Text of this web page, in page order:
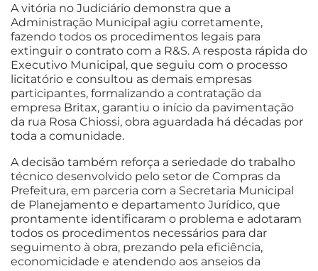
A vitória no Judiciário demonstra que a
Administração Municipal agiu corretamente,
fazendo todos os procedimentos legais para
extinguir o contrato com a R&S. A resposta rápida do
Executivo Municipal, que seguiu com o processo
licitatório e consultou as demais empresas
participantes, formalizando a contratação da
empresa Britax, garantiu o início da pavimentação
da rua Rosa Chiossi, obra aguardada há décadas por
toda a comunidade.
A decisão também reforça a seriedade do trabalho
técnico desenvolvido pelo setor de Compras da
Prefeitura, em parceria com a Secretaria Municipal
de Planejamento e departamento Jurídico, que
prontamente identificaram o problema e adotaram
todos os procedimentos necessários para dar
seguimento à obra, prezando pela eficiência,
economicidade e atendendo aos anseios da